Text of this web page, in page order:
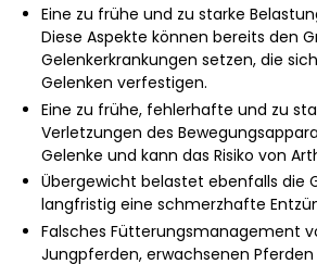
Eine zu frühe und zu starke
Diese Aspekte können bereits den
Gelenkerkrankungen setzen, die
Gelenken verfestigen.
Eine zu frühe, fehlerhafte und zu
Verletzungen des
Gelenke und kann das Risiko von
Übergewicht belastet ebenfalls die
langfristig eine schmerzhafte
Falsches Fütterungsmanagement
Jungpferden, erwachsenen